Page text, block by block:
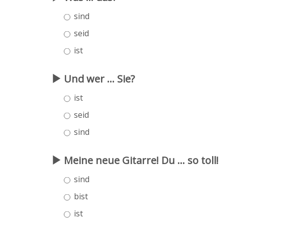
sind
seid
ist
Und wer ... Sie?
ist
seid
sind
Meine neue Gitarre! Du ... so toll!
sind
bist
ist